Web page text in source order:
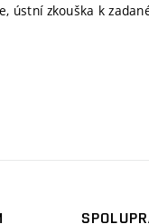
ústní zkouška k